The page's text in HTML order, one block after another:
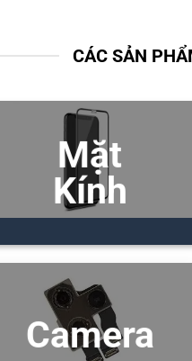
CÁC SẢN
Mặt
Kính
Camera